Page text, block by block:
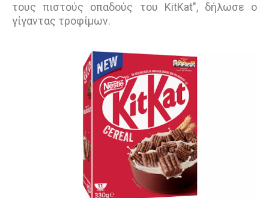
τους πιστούς οπαδούς του KitKat", δήλωσε ο
γίγαντας τροφίμων.